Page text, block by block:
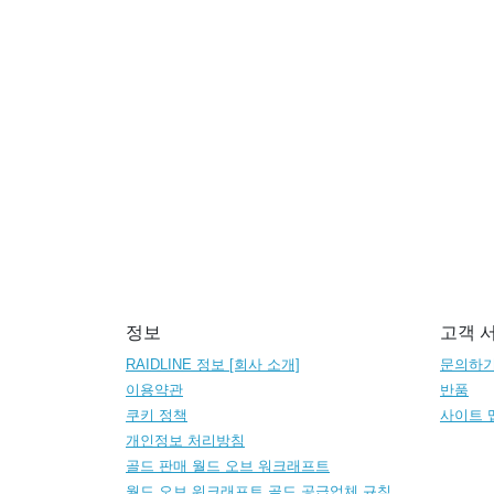
정보
RAIDLINE 정보 [회사 소개]
이용약관
쿠키 정책
개인정보 처리방침
골드 판매 월드 오브 워크래프트
고객
문의하기
반품
사이트